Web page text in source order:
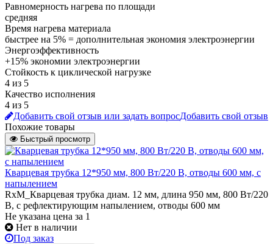
Равномерность нагрева по площади
средняя
Время нагрева материала
быстрее на 5% = дополнительная экономия электроэнергии
Энергоэффективность
+15% экономии электроэнергии
Стойкость к циклической нагрузке
4 из 5
Качество исполнения
4 из 5
Добавить свой отзыв или задать вопросДобавить свой отзыв
Похожие товары
Быстрый просмотр
Кварцевая трубка 12*950 мм, 800 Вт/220 В, отводы 600 мм, с
напылением
RxM_Кварцевая трубка диам. 12 мм, длина 950 мм, 800 Вт/220
В, с рефлектирующим напылением, отводы 600 мм
Не указана цена за 1
Нет в наличии
Под заказ